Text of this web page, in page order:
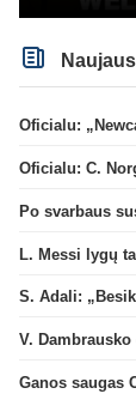
Oficialu:
Oficialu: C.
Ganos saugas